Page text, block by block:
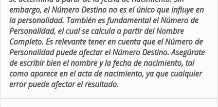
embargo, el Número Destino no es el único que influye en
la personalidad. También es fundamental el Número de
Personalidad, el cual se calcula a partir del Nombre
Completo. Es relevante tener en cuenta que el Número de
Personalidad puede afectar el Número Destino. Asegúrate
de escribir bien el nombre y la fecha de nacimiento, tal
como aparece en el acta de nacimiento, ya que cualquier
error puede afectar el resultado.